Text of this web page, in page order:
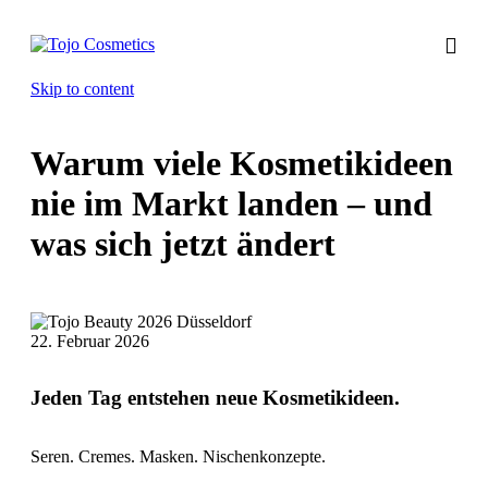
Skip to content
Warum viele Kosmetikideen
nie im Markt landen – und
was sich jetzt ändert
22. Februar 2026
Jeden Tag entstehen neue Kosmetikideen.
Seren. Cremes. Masken. Nischenkonzepte.